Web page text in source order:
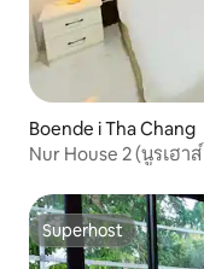
Boende i Tha Chang
Nur House 2 (นูรเฮา
Superhost
Superhost